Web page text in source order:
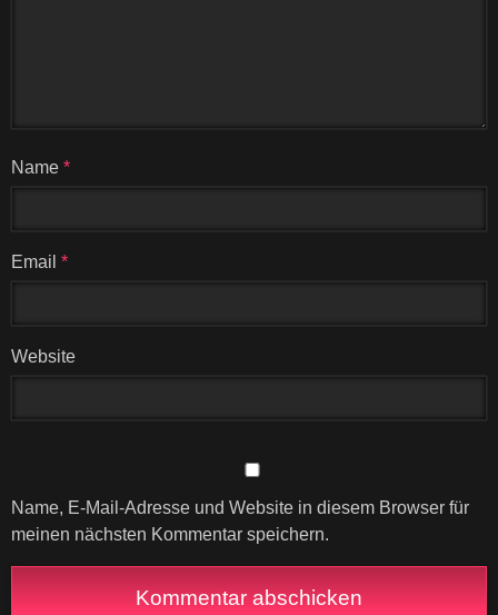
Name *
Email *
Website
Name, E-Mail-Adresse und Website in diesem Browser für
meinen nächsten Kommentar speichern.